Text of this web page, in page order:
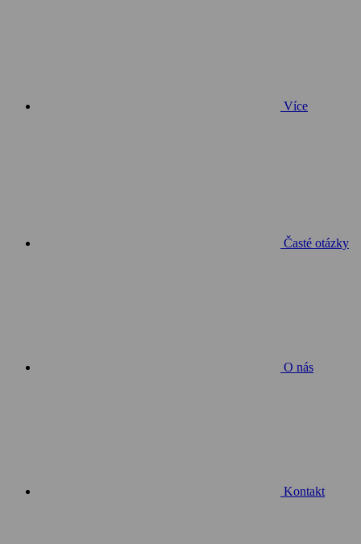
Více
Časté otázky
O nás
Kontakt